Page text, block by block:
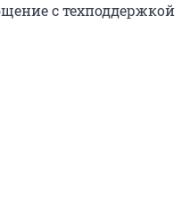
с техподдержкой